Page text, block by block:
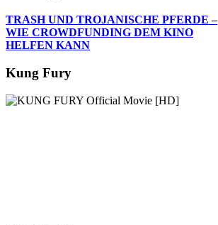
TRASH UND TROJANISCHE PFERDE –
WIE CROWDFUNDING DEM KINO
HELFEN KANN
Kung Fury